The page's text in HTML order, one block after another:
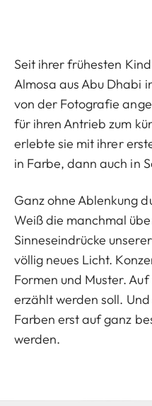
Seit ihrer frühesten
Almosa aus Abu Dhabi
von der Fotografie
für ihren Antrieb zum
erlebte sie mit ihrer
in Farbe, dann auch in
Ganz ohne Ablenkung
Weiß die manchmal
Sinneseindrücke
völlig neues Licht.
Formen und Muster.
erzählt werden soll.
Farben erst auf ganz
werden.